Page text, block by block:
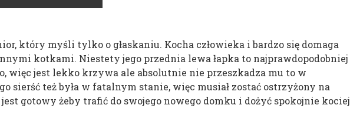
który myśli tylko o głaskaniu. Kocha człowieka i bardzo się domaga
kotkami. Niestety jego przednia lewa łapka to najprawdopodobniej
więc jest lekko krzywa ale absolutnie nie przeszkadza mu to w
sierść też była w fatalnym stanie, więc musiał zostać ostrzyżony na
gotowy żeby trafić do swojego nowego domku i dożyć spokojnie kociej